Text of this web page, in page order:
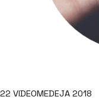
22 VIDEOMEDEJA 2018